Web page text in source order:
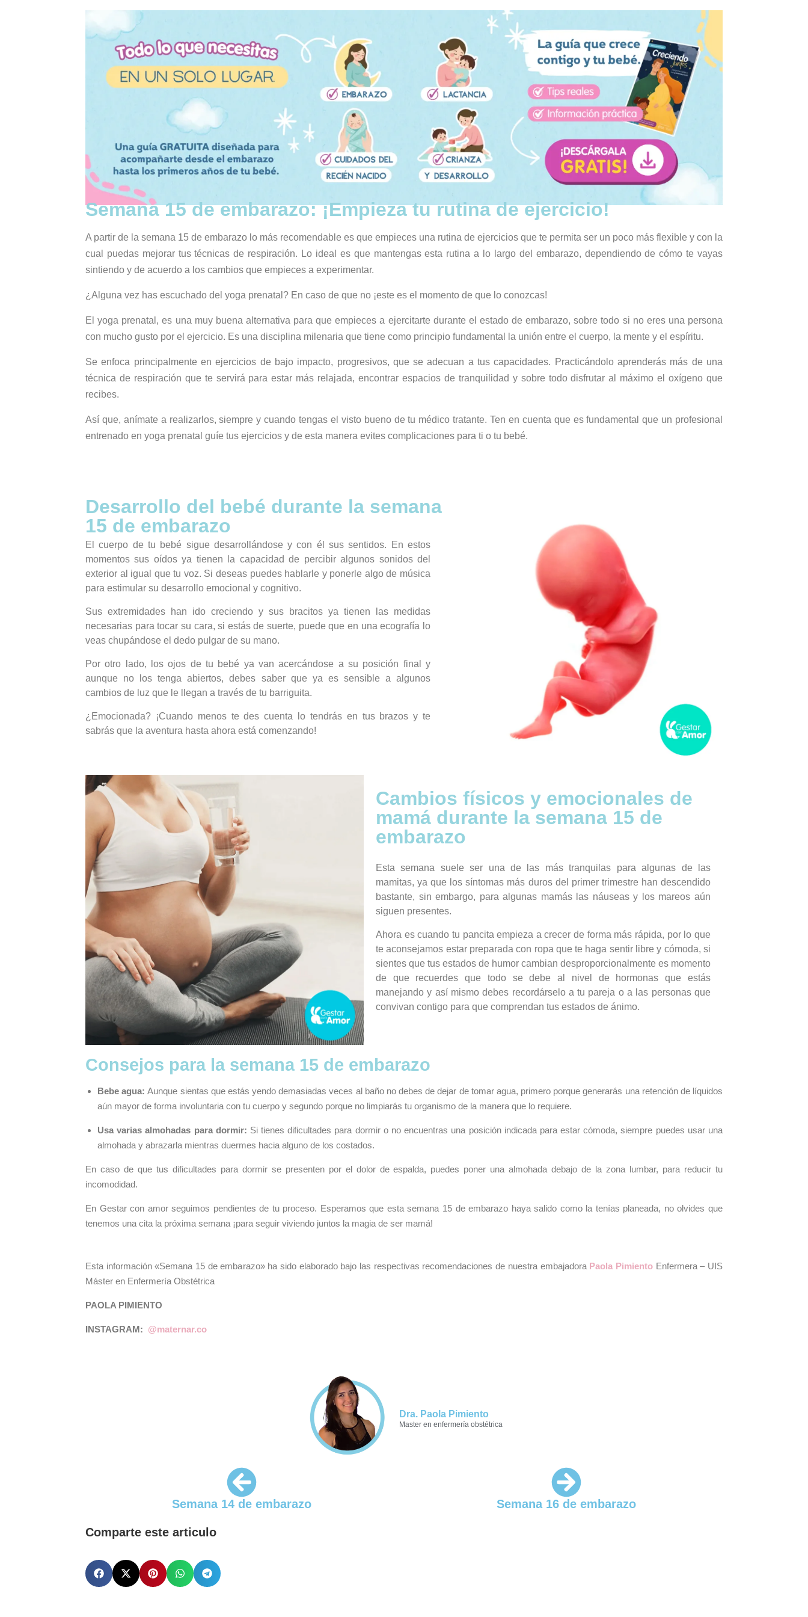
Semana 15 de embarazo: ¡Empieza tu rutina de ejercicio!
A partir de la semana 15 de embarazo lo más recomendable es que empieces una rutina de ejercicios que te permita ser un poco más flexible y con la
cual puedas mejorar tus técnicas de respiración. Lo ideal es que mantengas esta rutina a lo largo del embarazo, dependiendo de cómo te vayas
sintiendo y de acuerdo a los cambios que empieces a experimentar.
¿Alguna vez has escuchado del yoga prenatal? En caso de que no ¡este es el momento de que lo conozcas!
El yoga prenatal, es una muy buena alternativa para que empieces a ejercitarte durante el estado de embarazo, sobre todo si no eres una persona
con mucho gusto por el ejercicio. Es una disciplina milenaria que tiene como principio fundamental la unión entre el cuerpo, la mente y el espíritu.
Se enfoca principalmente en ejercicios de bajo impacto, progresivos, que se adecuan a tus capacidades. Practicándolo aprenderás más de una
técnica de respiración que te servirá para estar más relajada, encontrar espacios de tranquilidad y sobre todo disfrutar al máximo el oxígeno que
recibes.
Así que, anímate a realizarlos, siempre y cuando tengas el visto bueno de tu médico tratante. Ten en cuenta que es fundamental que un profesional
entrenado en yoga prenatal guíe tus ejercicios y de esta manera evites complicaciones para ti o tu bebé.
Desarrollo del bebé durante la semana
15 de embarazo
El cuerpo de tu bebé sigue desarrollándose y con él sus sentidos. En estos
momentos sus oídos ya tienen la capacidad de percibir algunos sonidos del
exterior al igual que tu voz. Si deseas puedes hablarle y ponerle algo de música
para estimular su desarrollo emocional y cognitivo.
Sus extremidades han ido creciendo y sus bracitos ya tienen las medidas
necesarias para tocar su cara, si estás de suerte, puede que en una ecografía lo
veas chupándose el dedo pulgar de su mano.
Por otro lado, los ojos de tu bebé ya van acercándose a su posición final y
aunque no los tenga abiertos, debes saber que ya es sensible a algunos
cambios de luz que le llegan a través de tu barriguita.
¿Emocionada? ¡Cuando menos te des cuenta lo tendrás en tus brazos y te
sabrás que la aventura hasta ahora está comenzando!
Cambios físicos y emocionales de
mamá durante la semana 15 de
embarazo
Esta semana suele ser una de las más tranquilas para algunas de las
mamitas, ya que los síntomas más duros del primer trimestre han descendido
bastante, sin embargo, para algunas mamás las náuseas y los mareos aún
siguen presentes.
Ahora es cuando tu pancita empieza a crecer de forma más rápida, por lo que
te aconsejamos estar preparada con ropa que te haga sentir libre y cómoda, si
sientes que tus estados de humor cambian desproporcionalmente es momento
de que recuerdes que todo se debe al nivel de hormonas que estás
manejando y así mismo debes recordárselo a tu pareja o a las personas que
convivan contigo para que comprendan tus estados de ánimo.
Consejos para la semana 15 de embarazo
Bebe agua:Aunque sientas que estás yendo demasiadas veces al baño no debes de dejar de tomar agua, primero porque generarás una retención de líquidos
aún mayor de forma involuntaria con tu cuerpo y segundo porque no limpiarás tu organismo de la manera que lo requiere.
Usa varias almohadas para dormir: Si tienes dificultades para dormir o no encuentras una posición indicada para estar cómoda, siempre puedes usar una
almohada y abrazarla mientras duermes hacia alguno de los costados.
En caso de que tus dificultades para dormir se presenten por el dolor de espalda, puedes poner una almohada debajo de la zona lumbar, para reducir tu
incomodidad.
En Gestar con amor seguimos pendientes de tu proceso. Esperamos que esta semana 15 de embarazo haya salido como la tenías planeada, no olvides que
tenemos una cita la próxima semana ¡para seguir viviendo juntos la magia de ser mamá!
Esta información «Semana 15 de embarazo» ha sido elaborado bajo las respectivas recomendaciones de nuestra embajadora Paola PimientoEnfermera – UIS
Máster en Enfermería Obstétrica
PAOLA PIMIENTO
INSTAGRAM: @maternar.co
Dra. Paola Pimiento
Master en enfermería obstétrica
Semana 14 de embarazo Semana 16 de embarazo
Comparte este articulo